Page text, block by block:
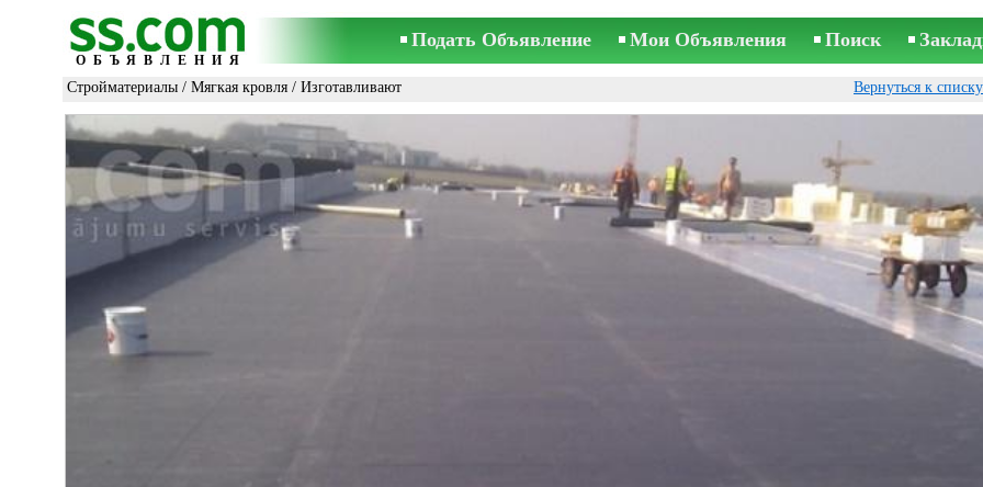
ОБЪЯВЛЕНИЯ
Подать Объявление Мои Объявления Поиск
Стройматериалы / Мягкая кровля / Изготавливают Вернуться к